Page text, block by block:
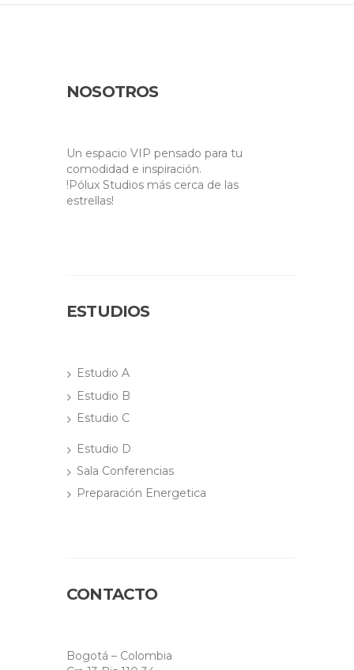
NOSOTROS
Un espacio VIP pensado para tu
comodidad e inspiración.
!Pólux Studios más cerca de las
estrellas!
ESTUDIOS
Estudio A
Estudio B
Estudio C
Estudio D
Sala Conferencias
Preparación Energetica
CONTACTO
Bogotá – Colombia